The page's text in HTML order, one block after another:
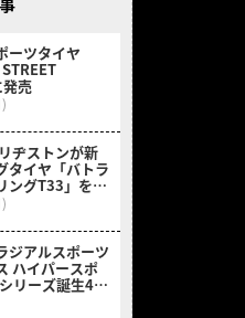
ーツタイヤ
売
ヂストンが新
タイヤ「バトラ
ングT33」を発
ジアルスポーツ
ハイパースポ
リーズ誕生40